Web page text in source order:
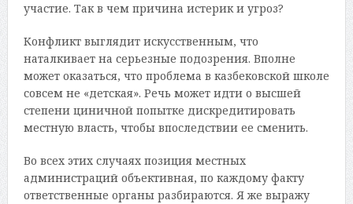
участие. Так в чем причина истерик и угроз?
Конфликт выглядит искусственным, что
наталкивает на серьезные подозрения. Вполне
может оказаться, что проблема в казбековской школе
совсем не «детская». Речь может идти о высшей
степени циничной попытке дискредитировать
местную власть, чтобы впоследствии ее сменить.
Во всех этих случаях позиция местных
администраций объективная, по каждому факту
ответственные органы разбираются. Я же выражу